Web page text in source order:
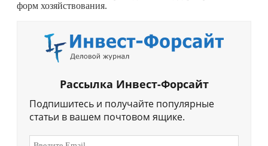
форм хозяйствования.
Рассылка Инвест-Форсайт
Подпишитесь и получайте популярные
статьи в вашем почтовом ящике.